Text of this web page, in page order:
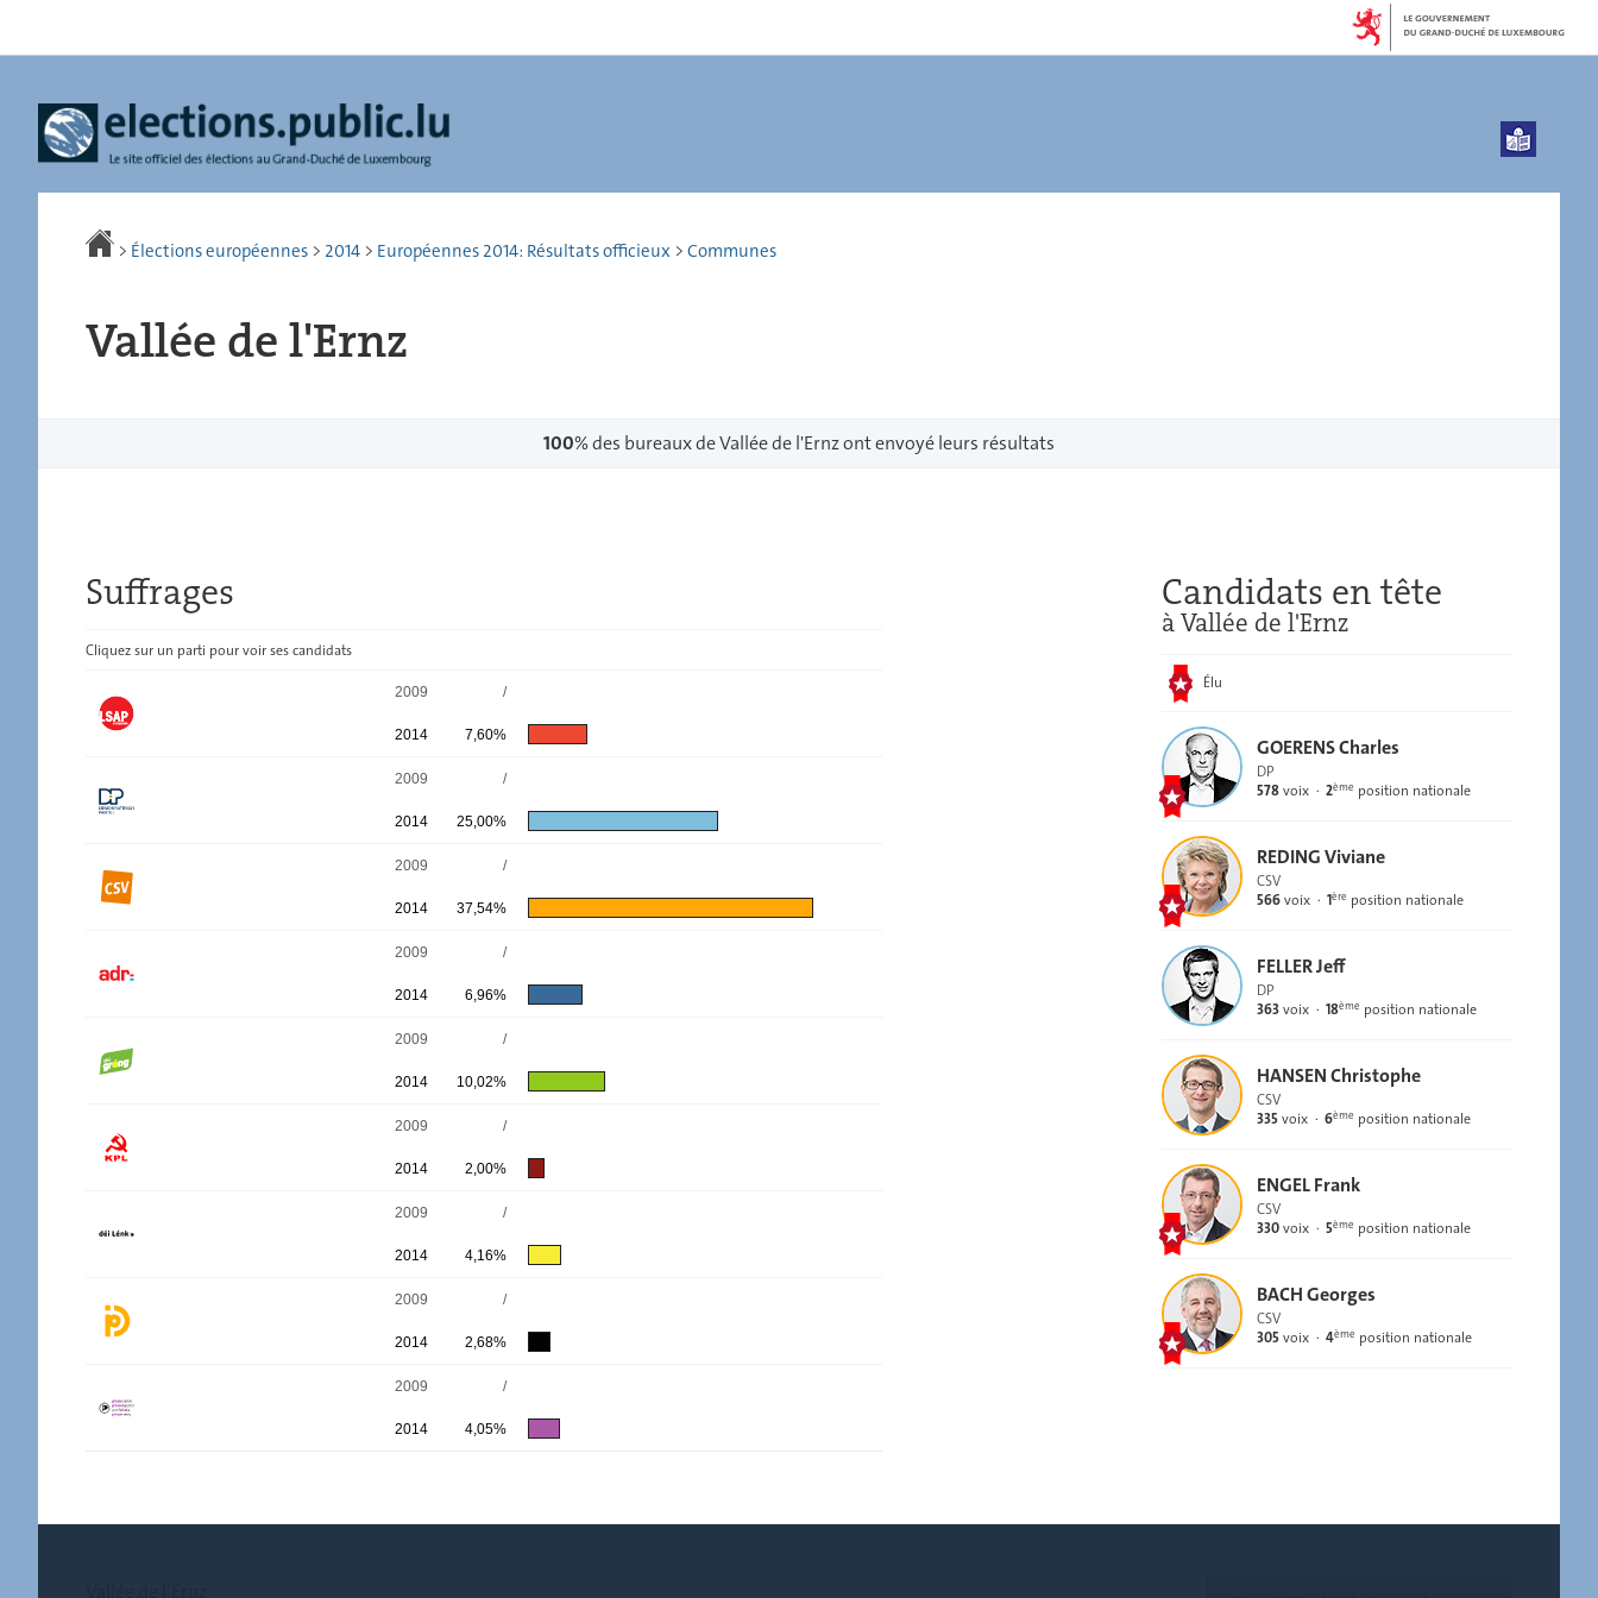
navigation
> Élections européennes > 2014 > Européennes 2014: Résultats officieux > Communes
Vallée de l'Ernz
100% des bureaux de Vallée de l'Ernz ont envoyé leurs résultats
Suffrages
Cliquez sur un parti pour voir ses candidats
2009 /
2014 7,60%
2009 /
2014 25,00%
2009 /
2014 37,54%
2009 /
2014 6,96%
2009 /
2014 10,02%
2009 /
2014 2,00%
2009 /
2014 4,16%
2009 /
2014 2,68%
2009 /
2014 4,05%
Candidats en tête
à Vallée de l'Ernz
Élu
GOERENS Charles
DP
578voix 2ème position nationale
REDING Viviane
CSV
566voix 1ère position nationale
FELLER Jeff
DP
363voix 18ème position nationale
HANSEN Christophe
CSV
335voix 6ème position nationale
ENGEL Frank
CSV
330voix 5ème position nationale
BACH Georges
CSV
305voix 4ème position nationale